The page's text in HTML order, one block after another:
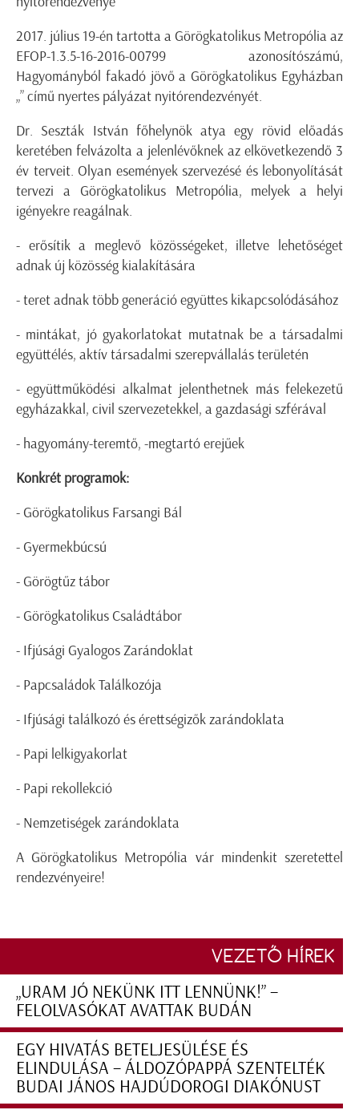
2017. július 19-én tartotta a Görögkatolikus Metropólia az
EFOP-1.3.5-16-2016-00799 azonosítószámú,
Hagyományból fakadó jövő a Görögkatolikus Egyházban
„” című nyertes pályázat nyitórendezvényét.
Dr. Seszták István főhelynök atya egy rövid előadás
keretében felvázolta a jelenlévőknek az elkövetkezendő 3
év terveit. Olyan események szervezésé és lebonyolítását
tervezi a Görögkatolikus Metropólia, melyek a helyi
igényekre reagálnak.
- erősítik a meglevő közösségeket, illetve lehetőséget
adnak új közösség kialakítására
- teret adnak több generáció együttes kikapcsolódásához
- mintákat, jó gyakorlatokat mutatnak be a társadalmi
együttélés, aktív társadalmi szerepvállalás területén
- együttműködési alkalmat jelenthetnek más felekezetű
egyházakkal, civil szervezetekkel, a gazdasági szférával
- hagyomány-teremtő, -megtartó erejűek
Konkrét programok:
- Görögkatolikus Farsangi Bál
- Gyermekbúcsú
- Görögtűz tábor
- Görögkatolikus Családtábor
- Ifjúsági Gyalogos Zarándoklat
- Papcsaládok Találkozója
- Ifjúsági találkozó és érettségizők zarándoklata
- Papi lelkigyakorlat
- Papi rekollekció
- Nemzetiségek zarándoklata
A Görögkatolikus Metropólia vár mindenkit szeretettel
rendezvényeire!
VEZETŐ HÍREK
„URAM JÓ NEKÜNK ITT LENNÜNK!” –
FELOLVASÓKAT AVATTAK BUDÁN
EGY HIVATÁS BETELJESÜLÉSE ÉS
ELINDULÁSA – ÁLDOZÓPAPPÁ SZENTELTÉK
BUDAI JÁNOS HAJDÚDOROGI DIAKÓNUST